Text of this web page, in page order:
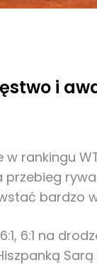
i
rankingu
przebieg
bardzo
6:1 na